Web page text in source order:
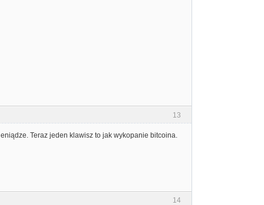
13
Teraz jeden klawisz to jak wykopanie bitcoina.
14